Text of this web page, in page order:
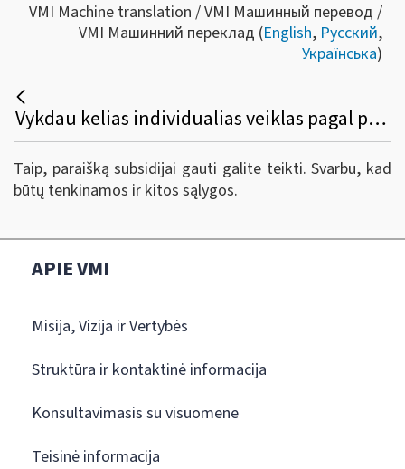
VMI Machine translation / VMI Машинный перевод /
VMI Машинний переклад (English, Русский,
Українська)
Vykdau kelias individualias veiklas pagal pažymą. Iš vykdomų veiklų viena įtraukta į ribojamų veiklų sąrašą, o kitos - ne. Ar galiu teikti paraišką subsidijai gauti?
Taip, paraišką subsidijai gauti galite teikti. Svarbu, kad
būtų tenkinamos ir kitos sąlygos.
APIE VMI
Misija, Vizija ir Vertybės
Struktūra ir kontaktinė informacija
Konsultavimasis su visuomene
Teisinė informacija